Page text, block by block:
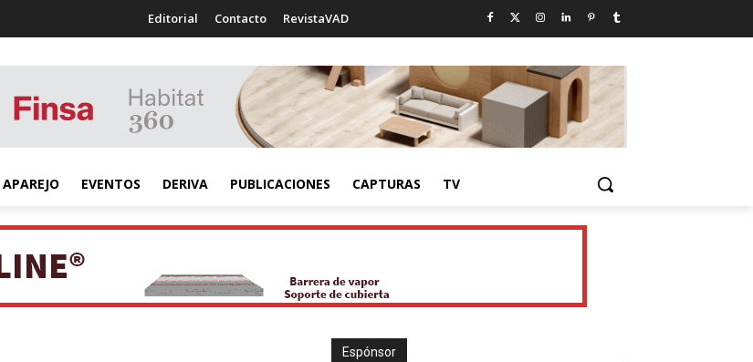
Editorial Contacto RevistaVAD
APAREJO EVENTOS DERIVA PUBLICACIONES CAPTURAS TV
Espónsor